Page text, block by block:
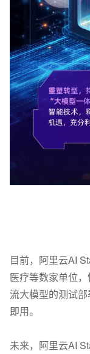
目前，阿里云AI
医疗等数家单位
流大模型的测试
即用。
未来，阿里云AI